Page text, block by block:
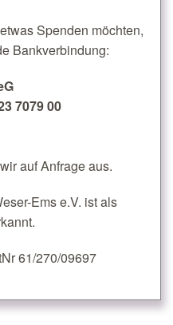
Spenden möchten,
Bankverbindung:
7079 00
auf Anfrage aus.
Ems e.V. ist als
61/270/09697